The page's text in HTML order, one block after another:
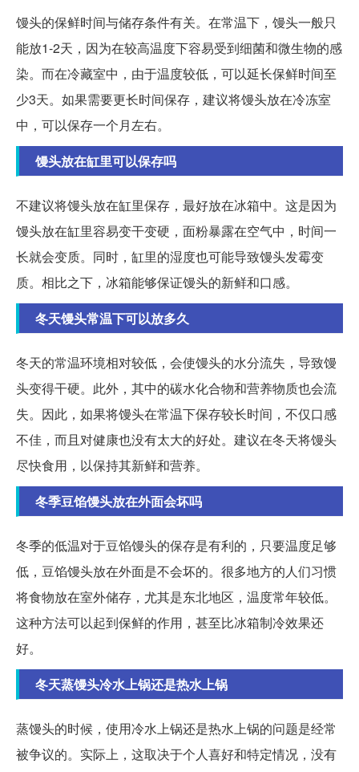
馒头的保鲜时间与储存条件有关。在常温下，馒头一般只
能放1-2天，因为在较高温度下容易受到细菌和微生物的感
染。而在冷藏室中，由于温度较低，可以延长保鲜时间至
少3天。如果需要更长时间保存，建议将馒头放在冷冻室
中，可以保存一个月左右。
馒头放在缸里可以保存吗
不建议将馒头放在缸里保存，最好放在冰箱中。这是因为
馒头放在缸里容易变干变硬，面粉暴露在空气中，时间一
长就会变质。同时，缸里的湿度也可能导致馒头发霉变
质。相比之下，冰箱能够保证馒头的新鲜和口感。
冬天馒头常温下可以放多久
冬天的常温环境相对较低，会使馒头的水分流失，导致馒
头变得干硬。此外，其中的碳水化合物和营养物质也会流
失。因此，如果将馒头在常温下保存较长时间，不仅口感
不佳，而且对健康也没有太大的好处。建议在冬天将馒头
尽快食用，以保持其新鲜和营养。
冬季豆馅馒头放在外面会坏吗
冬季的低温对于豆馅馒头的保存是有利的，只要温度足够
低，豆馅馒头放在外面是不会坏的。很多地方的人们习惯
将食物放在室外储存，尤其是东北地区，温度常年较低。
这种方法可以起到保鲜的作用，甚至比冰箱制冷效果还
好。
冬天蒸馒头冷水上锅还是热水上锅
蒸馒头的时候，使用冷水上锅还是热水上锅的问题是经常
被争议的。实际上，这取决于个人喜好和特定情况，没有